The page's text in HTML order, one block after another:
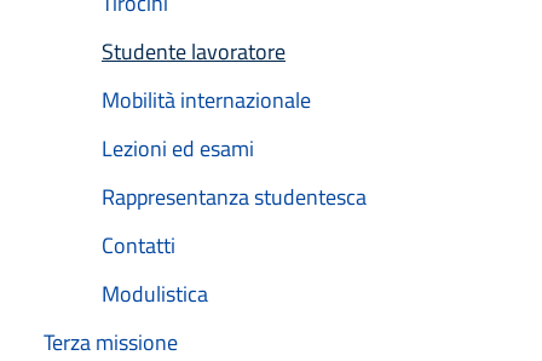
Studente lavoratore
Mobilità internazionale
Lezioni ed esami
Rappresentanza studentesca
Contatti
Modulistica
Terza missione